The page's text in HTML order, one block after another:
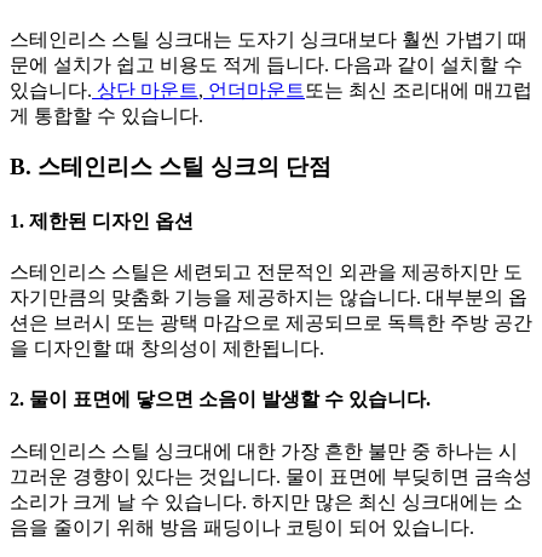
스테인리스 스틸 싱크대는 도자기 싱크대보다 훨씬 가볍기 때
문에 설치가 쉽고 비용도 적게 듭니다. 다음과 같이 설치할 수
있습니다. 상단 마운트, 언더마운트 또는 최신 조리대에 매끄럽
게 통합할 수 있습니다.
B. 스테인리스 스틸 싱크의 단점
1. 제한된 디자인 옵션
스테인리스 스틸은 세련되고 전문적인 외관을 제공하지만 도
자기만큼의 맞춤화 기능을 제공하지는 않습니다. 대부분의 옵
션은 브러시 또는 광택 마감으로 제공되므로 독특한 주방 공간
을 디자인할 때 창의성이 제한됩니다.
2. 물이 표면에 닿으면 소음이 발생할 수 있습니다.
스테인리스 스틸 싱크대에 대한 가장 흔한 불만 중 하나는 시
끄러운 경향이 있다는 것입니다. 물이 표면에 부딪히면 금속성
소리가 크게 날 수 있습니다. 하지만 많은 최신 싱크대에는 소
음을 줄이기 위해 방음 패딩이나 코팅이 되어 있습니다.